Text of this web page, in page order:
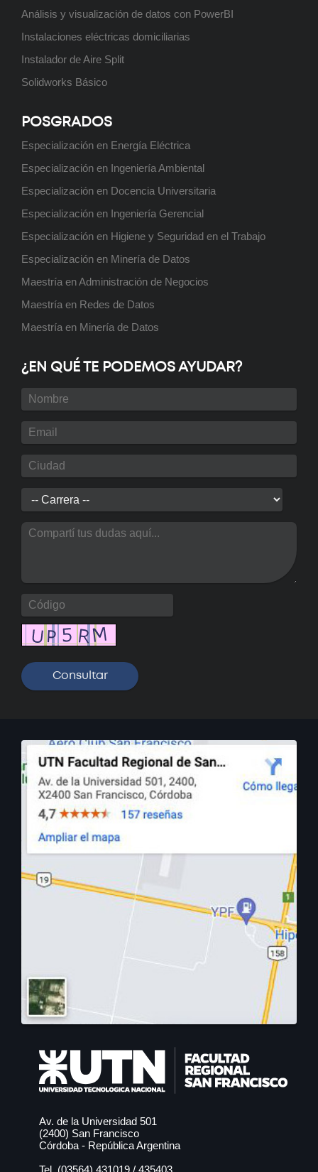
Ingeniería en Sistemas de
Información
Próximamente
Próximamente
datos con PowerBI
Próximamente
Curso: Instalaciones eléctricas
Minería de Datos
Próximamente
Posgrado: Maestría en Ingeniería
Ambiental
Posgrado: Maestría en Minería de
Datos
Próximamente
Posgrado: Especialización en
Higiene y Seguridad en el Trabajo
Próximamente
Posgrado: Especialización en
Ingeniería Ambiental
Tecnicatura Universitaria en
Programación
Próximamente
Análisis y visualización de datos con PowerBI
Instalaciones eléctricas domiciliarias
Instalador de Aire Split
Solidworks Básico
POSGRADOS
Especialización en Energía Eléctrica
Especialización en Ingeniería Ambiental
Especialización en Docencia Universitaria
Especialización en Ingeniería Gerencial
Especialización en Higiene y Seguridad en el Trabajo
Especialización en Minería de Datos
Maestría en Administración de Negocios
Maestría en Redes de Datos
Maestría en Minería de Datos
¿EN QUÉ TE PODEMOS AYUDAR?
Av. de la Universidad 501
(2400) San Francisco
Córdoba - República Argentina
Tel. (03564) 431019 / 435403